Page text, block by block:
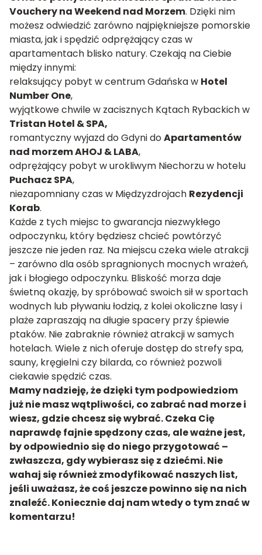
Vouchery na Weekend nad Morzem. Dzięki nim
możesz odwiedzić zarówno najpiękniejsze pomorskie
miasta, jak i spędzić odprężający czas w
apartamentach blisko natury. Czekają na Ciebie
między innymi:
relaksujący pobyt w centrum Gdańska w Hotel
Number One,
wyjątkowe chwile w zacisznych Kątach Rybackich w
Tristan Hotel & SPA,
romantyczny wyjazd do Gdyni doApartamentów
nad morzem AHOJ & LABA,
odprężający pobyt w urokliwym Niechorzu w hotelu
Puchacz SPA,
niezapomniany czas w Międzyzdrojach Rezydencji
Korab.
Każde z tych miejsc to gwarancja niezwykłego
odpoczynku, który będziesz chcieć powtórzyć
jeszcze nie jeden raz. Na miejscu czeka wiele atrakcji
– zarówno dla osób spragnionych mocnych wrażeń,
jak i błogiego odpoczynku. Bliskość morza daje
świetną okazję, by spróbować swoich sił w sportach
wodnych lub pływaniu łodzią, z kolei okoliczne lasy i
plaże zapraszają na długie spacery przy śpiewie
ptaków. Nie zabraknie również atrakcji w samych
hotelach. Wiele z nich oferuje dostęp do strefy spa,
sauny, kręgielni czy bilarda, co również pozwoli
ciekawie spędzić czas.
Mamy nadzieję, że dzięki tym podpowiedziom
już nie masz wątpliwości, co zabrać nad morze i
wiesz, gdzie chcesz się wybrać. Czeka Cię
naprawdę fajnie spędzony czas, ale ważne jest,
by odpowiednio się do niego przygotować –
zwłaszcza, gdy wybierasz się z dziećmi. Nie
wahaj się również zmodyfikować naszych list,
jeśli uważasz, że coś jeszcze powinno się na nich
znaleźć. Koniecznie daj nam wtedy o tym znać w
komentarzu!